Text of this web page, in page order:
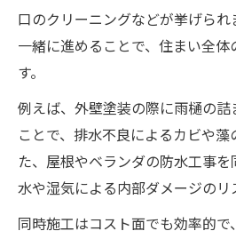
口のクリーニングなどが挙げられ
一緒に進めることで、住まい全体
す。
例えば、外壁塗装の際に雨樋の
ことで、排水不良によるカビや藻
た、屋根やベランダの防水工事
水や湿気による内部ダメージのリ
同時施工はコスト面でも効率的